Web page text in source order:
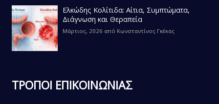
Ελκώδης Κολίτιδα: Αίτια, Συμπτώματα,
Διάγνωση και Θεραπεία
Μάρτιος, 2026 από Κωνσταντίνος Γκέκας
ΤΡΟΠΟΙ ΕΠΙΚΟΙΝΩΝΙΑΣ